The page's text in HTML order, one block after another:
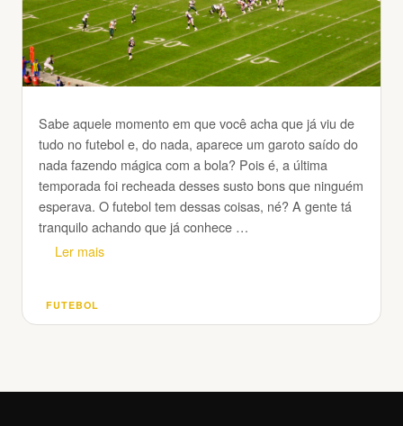
Sabe aquele momento em que você acha que já viu de
tudo no futebol e, do nada, aparece um garoto saído do
nada fazendo mágica com a bola? Pois é, a última
temporada foi recheada desses susto bons que ninguém
esperava. O futebol tem dessas coisas, né? A gente tá
tranquilo achando que já conhece …
Ler mais
Categorias
FUTEBOL